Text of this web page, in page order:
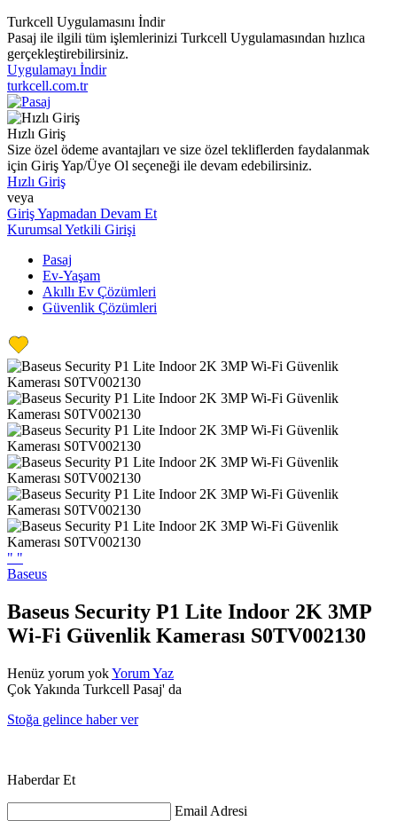
Turkcell Uygulamasını İndir
Pasaj ile ilgili tüm işlemlerinizi Turkcell Uygulamasından hızlıca
gerçekleştirebilirsiniz.
Uygulamayı İndir
turkcell.com.tr
Hızlı Giriş
Size özel ödeme avantajları ve size özel tekliflerden faydalanmak
için Giriş Yap/Üye Ol seçeneği ile devam edebilirsiniz.
Hızlı Giriş
veya
Giriş Yapmadan Devam Et
Kurumsal Yetkili Girişi
Pasaj
Ev-Yaşam
Akıllı Ev Çözümleri
Güvenlik Çözümleri
" "
Baseus
Baseus Security P1 Lite Indoor 2K 3MP
Wi-Fi Güvenlik Kamerası S0TV002130
Henüz yorum yokYorum Yaz
Çok Yakında Turkcell Pasaj' da
Stoğa gelince haber ver
Haberdar Et
Email Adresi